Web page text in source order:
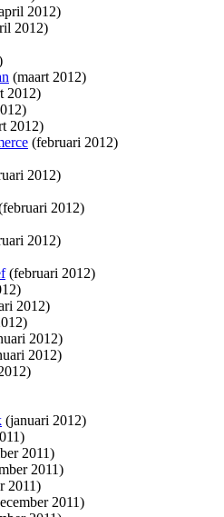
2012)
2012)
(maart 2012)
2012)
2012)
(februari 2012)
2012)
2012)
2012)
(februari 2012)
2012)
2012)
2012)
(januari 2012)
2011)
2011)
2011)
2011)